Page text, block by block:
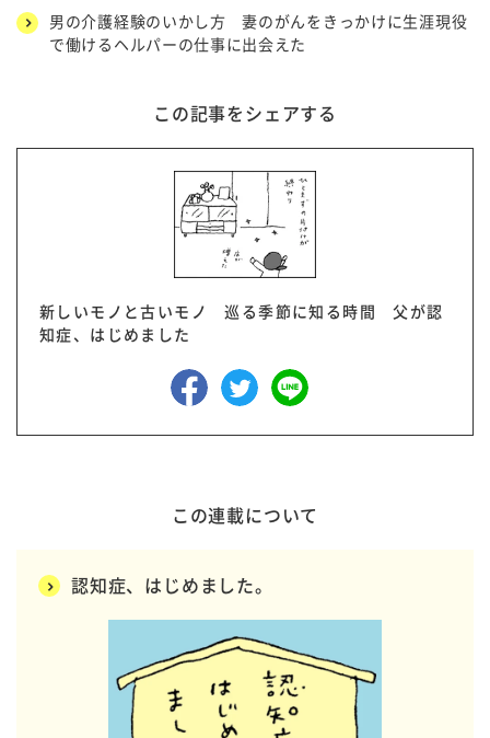
男の介護経験のいかし方 妻のがんをきっかけに生涯現役
で働けるヘルパーの仕事に出会えた
この記事をシェアする
新しいモノと古いモノ 巡る季節に知る時間 父が認
知症、はじめました
この連載について
認知症、はじめました。